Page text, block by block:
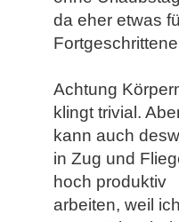
da eher etwas
Fortgeschrittene
Achtung
klingt trivial.
kann auch
in Zug und
hoch produktiv
arbeiten, weil ich